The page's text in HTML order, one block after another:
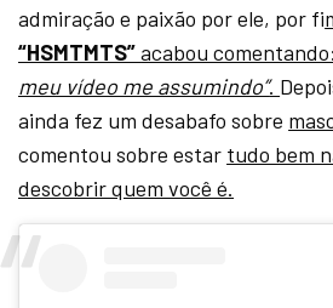
admiração e paixão por ele, por fi
“HSMTMTS”acabou comentando:
meu vídeo me assumindo”.
ainda fez um desabafo sobre
comentou sobre estar tudo bem
descobrir quem você é.